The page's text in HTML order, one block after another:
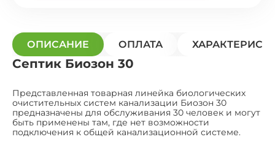
ОПИСАНИЕ ОПЛАТА
Септик Биозон 30
Представленная товарная линейка биологических
очистительных систем канализации Биозон 30
предназначены для обслуживания 30 человек и могут
быть применены там, где нет возможности
подключения к общей канализационной системе.